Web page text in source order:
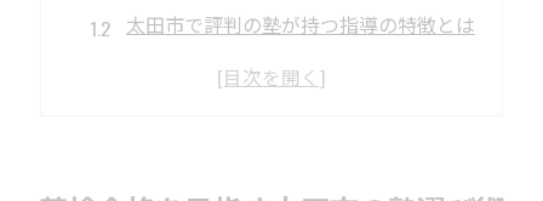
太田市で評判の塾が持つ指導の特徴とは
英検対策に強い塾を選ぶ比較ポイント
お子さまに最適な英検対策塾の見極め方